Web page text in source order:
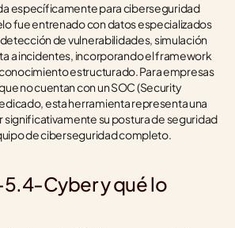
específicamente para ciberseguridad
fue entrenado con datos especializados
de vulnerabilidades, simulación
a incidentes, incorporando el framework
conocimiento estructurado. Para empresas
no cuentan con un SOC (Security
esta herramienta representa una
significativamente su postura de seguridad
de ciberseguridad completo.
5.4-Cyber y qué lo